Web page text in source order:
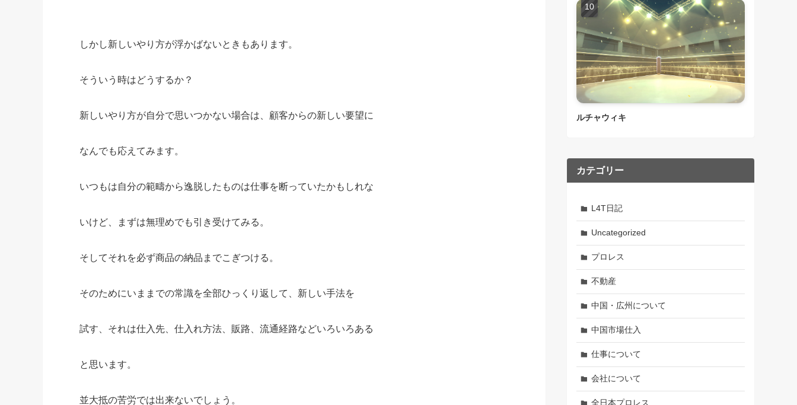
しかし新しいやり方が浮かばないときもあります。
そういう時はどうするか？
新しいやり方が自分で思いつかない場合は、顧客からの新しい要望に
なんでも応えてみます。
いつもは自分の範疇から逸脱したものは仕事を断っていたかもしれな
いけど、まずは無理めでも引き受けてみる。
そしてそれを必ず商品の納品までこぎつける。
そのためにいままでの常識を全部ひっくり返して、新しい手法を
試す、それは仕入先、仕入れ方法、販路、流通経路などいろいろある
と思います。
並大抵の苦労では出来ないでしょう。
ルチャウィキ
カテゴリー
L4T日記
Uncategorized
プロレス
不動産
中国・広州について
中国市場仕入
仕事について
会社について
全日本プロレス